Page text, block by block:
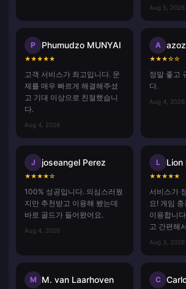
Aug 5, 2026
P Phumudzo MUNYAI
★★★★★
고객 서비스가 최고입니다. 문
제를 매우 빠르게 해결해주셨
고 기대 이상으로 친절했습니
다.
Aug 4, 2026
A
★★★☆☆
정말 좋고
다.
Aug 4, 2026
J joseangel Perez
★★★★☆
100% 성공입니다. 의심스러웠
지만 추천받고 이용해 봤는데
바로 골드가 들어왔어요.
Aug 4, 2026
L Lion
★★★★★
서비스가
요! 게임
이용합니
고 간편해
Aug 3, 2026
M M. van Laarhoven C